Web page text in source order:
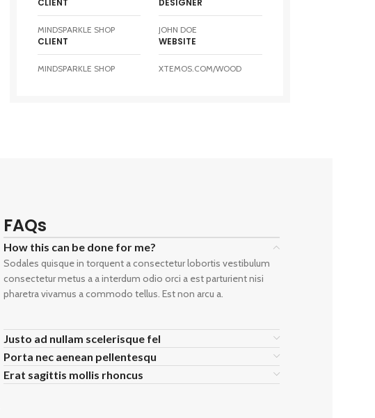
CLIENT
MINDSPARKLE SHOP
DESIGNER
JOHN DOE
CLIENT
MINDSPARKLE SHOP
WEBSITE
XTEMOS.COM/WOOD
FAQs
How this can be done for me?
Sodales quisque in torquent a consectetur lobortis vestibulum
consectetur metus a a interdum odio orci a est parturient nisi
pharetra vivamus a commodo tellus. Est non arcu a.
Justo ad nullam scelerisque fel
Porta nec aenean pellentesqu
Erat sagittis mollis rhoncus